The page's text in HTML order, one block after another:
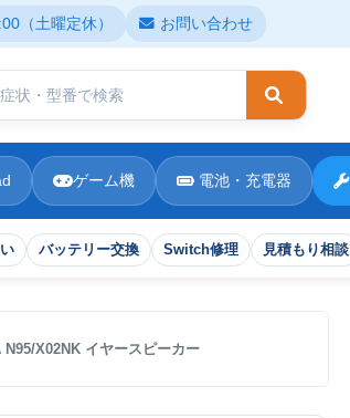
（土曜定休） お問い合わせ
検索
バッテリー交換 Switch修理 見積もり相談
ゲーム機 電池・充電器
N95/X02NK イヤースピーカー